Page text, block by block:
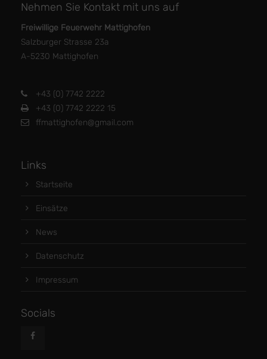
Nehmen Sie Kontakt mit uns auf
Freiwillige Feuerwehr Mattighofen
Salzburger Strasse 23a
A-5230 Mattighofen
+43 (0) 7742 2222
+43 (0) 7742 2222 15
ffmattighofen@gmail.com
Links
Startseite
Einsätze
News
Datenschutz
Impressum
Socials